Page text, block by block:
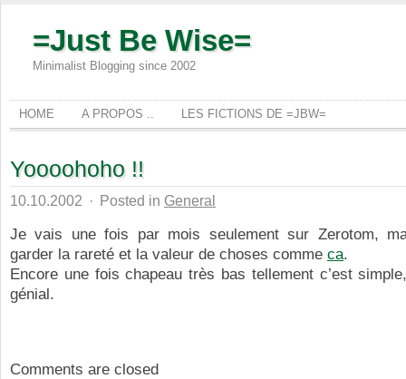
=Just Be Wise=
Minimalist Blogging since 2002
HOME A PROPOS .. LES FICTIONS DE =JBW=
Yoooohoho !!
10.10.2002 · Posted in General
Je vais une fois par mois seulement sur Zerotom,
garder la rareté et la valeur de choses comme ca.
Encore une fois chapeau très bas tellement c’est
génial.
Comments are closed